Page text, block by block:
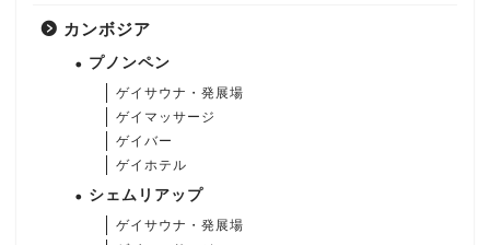
カンボジア
プノンペン
ゲイサウナ・発展場
ゲイマッサージ
ゲイバー
ゲイホテル
シェムリアップ
ゲイサウナ・発展場